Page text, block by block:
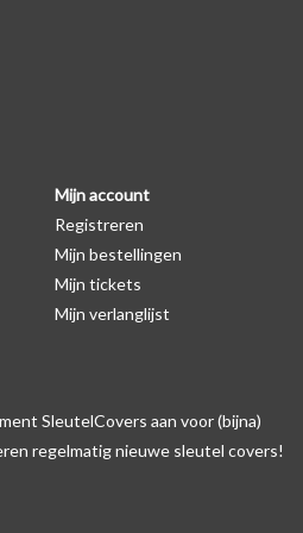
dag verzonden
modellen:
uw model sleutel met het
Mijn account
Registreren
Mijn bestellingen
Mijn tickets
Mijn verlanglijst
SleutelCovers aan voor (bijna)
regelmatig nieuwe sleutel covers!